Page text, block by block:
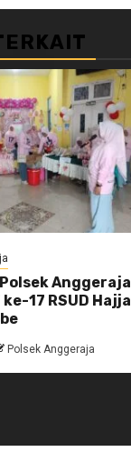
Polsek Anggeraja
17 RSUD Hajja
Polsek Anggeraja